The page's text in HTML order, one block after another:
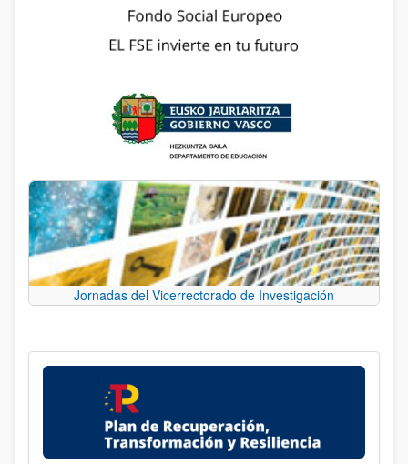
Jornadas del Vicerrectorado de Investigación